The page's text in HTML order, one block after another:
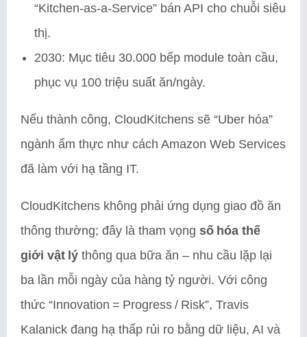
“Kitchen‑as‑a‑Service” bán API cho chuỗi siêu
thị.
2030: Mục tiêu 30.000 bếp module toàn cầu,
phục vụ 100 triệu suất ăn/ngày.
Nếu thành công, CloudKitchens sẽ “Uber hóa”
ngành ẩm thực như cách Amazon Web Services
đã làm với hạ tầng IT.
CloudKitchens không phải ứng dụng giao đồ ăn
thông thường; đây là tham vọng số hóa thế
giới vật lý thông qua bữa ăn – nhu cầu lặp lại
ba lần mỗi ngày của hàng tỷ người. Với công
thức “Innovation = Progress / Risk”, Travis
Kalanick đang hạ thấp rủi ro bằng dữ liệu, AI và